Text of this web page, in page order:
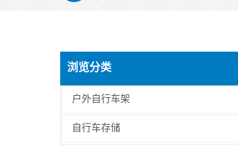
浏览分类
户外自行车架
自行车存储